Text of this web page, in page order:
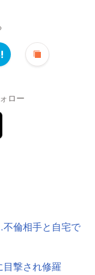
ロー
倫相手と自宅で
撃され修羅